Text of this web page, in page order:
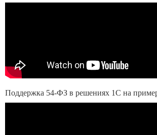
Поддержка 54-ФЗ в решениях 1С на